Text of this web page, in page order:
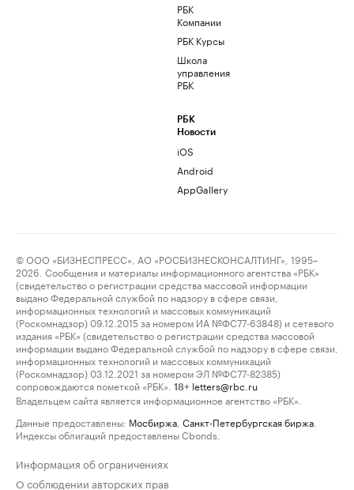
РБК
Компании
РБК Курсы
Школа
управления
РБК
РБК
Новости
iOS
Android
AppGallery
© ООО «БИЗНЕСПРЕСС», АО «РОСБИЗНЕСКОНСАЛТИНГ», 1995–
2026. Сообщения и материалы информационного агентства «РБК»
(свидетельство о регистрации средства массовой информации
выдано Федеральной службой по надзору в сфере связи,
информационных технологий и массовых коммуникаций
(Роскомнадзор) 09.12.2015 за номером ИА №ФС77-63848) и сетевого
издания «РБК» (свидетельство о регистрации средства массовой
информации выдано Федеральной службой по надзору в сфере связи,
информационных технологий и массовых коммуникаций
(Роскомнадзор) 03.12.2021 за номером ЭЛ №ФС77-82385)
сопровождаются пометкой «РБК».
18+ letters@rbc.ru
Владельцем сайта является информационное агентство «РБК».
Данные предоставлены: Мосбиржа Санкт-Петербургская биржа
Индексы облигаций предоставлены Cbonds.
Информация об ограничениях
О соблюдении авторских прав